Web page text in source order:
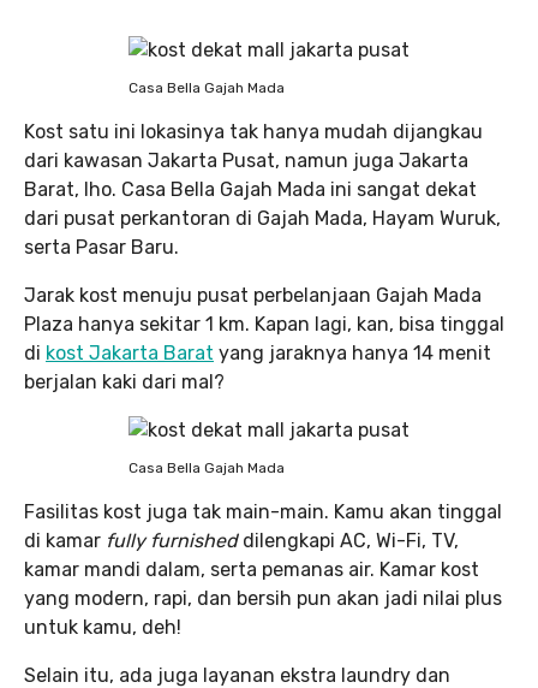
Casa Bella Gajah Mada
Kost satu ini lokasinya tak hanya mudah dijangkau
dari kawasan Jakarta Pusat, namun juga Jakarta
Barat, lho. Casa Bella Gajah Mada ini sangat dekat
dari pusat perkantoran di Gajah Mada, Hayam Wuruk,
serta Pasar Baru.
Jarak kost menuju pusat perbelanjaan Gajah Mada
Plaza hanya sekitar 1 km. Kapan lagi, kan, bisa tinggal
di kost Jakarta Barat yang jaraknya hanya 14 menit
berjalan kaki dari mal?
Casa Bella Gajah Mada
Fasilitas kost juga tak main-main. Kamu akan tinggal
di kamar fully furnished dilengkapi AC, Wi-Fi, TV,
kamar mandi dalam, serta pemanas air. Kamar kost
yang modern, rapi, dan bersih pun akan jadi nilai plus
untuk kamu, deh!
Selain itu, ada juga layanan ekstra laundry dan